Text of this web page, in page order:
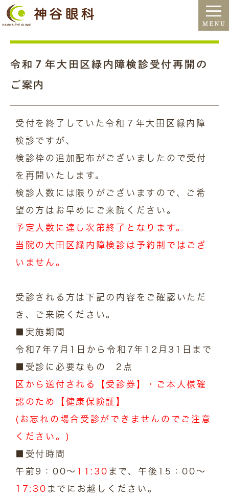
令和７年大田区緑内障検診受付再開の
ご案内
受付を終了していた令和７年大田区緑内障
検診ですが、
検診枠の追加配布がございましたので受付
を再開いたします。
検診人数には限りがございますので、ご希
望の方はお早めにご来院ください。
予定人数に達し次第終了となります。
当院の大田区緑内障検診は予約制ではござ
いません。
受診される方は下記の内容をご確認いただ
き、ご来院ください。
■実施期間
令和7年7月1日から令和7年12月31日まで
■受診に必要なもの 2点
区から送付される【受診券】・ご本人様確
認のため【健康保険証】
(お忘れの場合受診ができませんのでご注意
ください。)
■受付時間
午前9：00～ 11:30 まで、午後15：00～
17:30 までにお越しください。